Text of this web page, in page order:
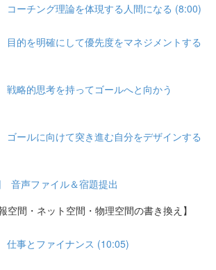
ーチング理論を体現する人間になる (8:00)
的を明確にして優先度をマネジメントする
略的思考を持ってゴールへと向かう
ールに向けて突き進む自分をデザインする
音声ファイル＆宿題提出
間・ネット空間・物理空間の書き換え】
仕事とファイナンス (10:05)